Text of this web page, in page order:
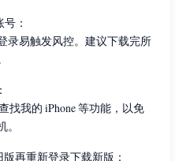
：
录易触发风控。建议下载完所
找我的 iPhone 等功能，以免
再重新登录下载新版：